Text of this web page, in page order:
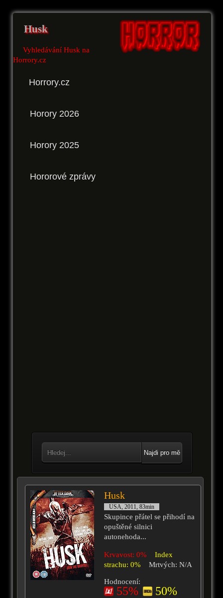
Husk
Vyhledávání Husk na
Horrory.cz
Horrory.cz
Horory 2026
Horory 2025
Hororové zprávy
Najdi pro mě
Husk
USA, 2011, 83min
Skupince přátel se přihodí na
opuštěné silnici
autonehoda...
Krvavost: 0%
Index
strachu: 0%
Mrtvých: N/A
Hodnocení:
55% 50%